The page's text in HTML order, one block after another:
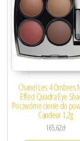
Chanel Les 4 Ombres
Effect Quadra Eye
Poczwórne cienie do
Candeur 1,2g
165,62zł